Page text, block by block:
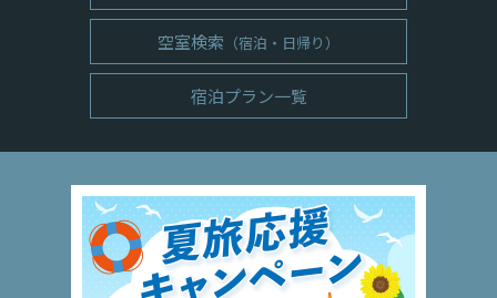
空室検索 （宿泊・日帰り）
宿泊プラン一覧